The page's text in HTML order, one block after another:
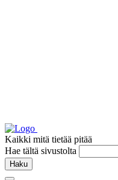
Kaikki mitä tietää pitää
Hae tältä sivustolta
Haku